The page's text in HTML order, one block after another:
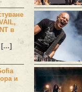
в
[…]
и